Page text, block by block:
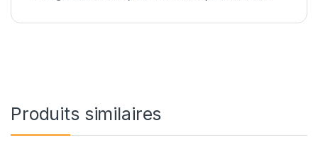
Produits similaires